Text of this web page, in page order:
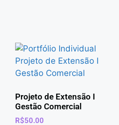
Projeto de Extensão I
Gestão Comercial
R$50.00